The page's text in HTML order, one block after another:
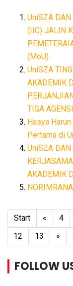
UniSZA
(IIC) JALIN
(MoU)
UniSZA
AKADEMIK
TIGA AGENSI
Hasya
Pertama di
UniSZA DAN
AKADEMIK
Start « 4
12
13 »
FOLLOW